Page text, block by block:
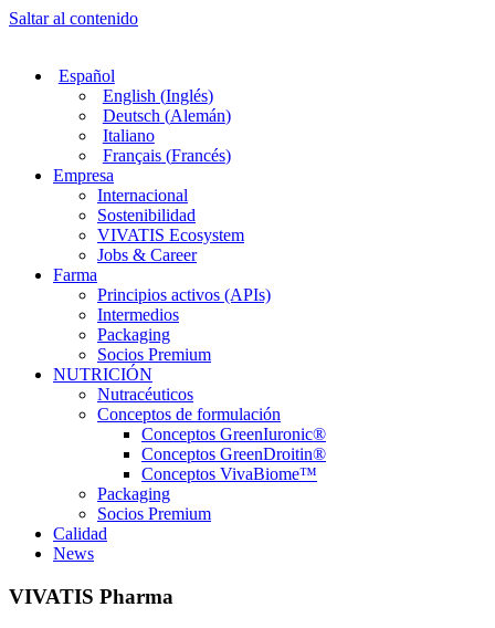
Saltar al contenido
Español
English (Inglés)
Deutsch (Alemán)
Italiano
Français(Francés)
Empresa
Internacional
Sostenibilidad
VIVATIS Ecosystem
Jobs & Career
Farma
Principios activos (APIs)
Intermedios
Packaging
Socios Premium
NUTRICIÓN
Nutracéuticos
Conceptos de formulación
Conceptos GreenIuronic®
Conceptos GreenDroitin®
Conceptos VivaBiome™
Packaging
Socios Premium
Calidad
News
VIVATIS Pharma